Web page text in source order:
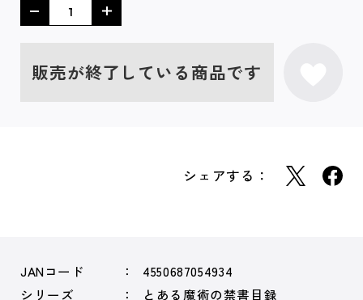
販売が終了している商品です
シェアする：
JANコード
4550687054934
シリーズ
とある魔術の禁書目録